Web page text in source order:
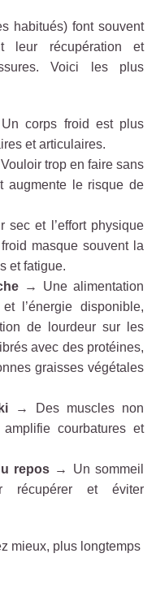
habitués) font souvent
leur récupération et
Voici les plus
corps froid est plus
et articulaires.
trop en faire sans
augmente le risque de
sec et l’effort physique
masque souvent la
et fatigue.
→ Une alimentation
l’énergie disponible,
de lourdeur sur les
avec des protéines,
graisses végétales
→ Des muscles non
courbatures et
repos → Un sommeil
récupérer et éviter
mieux, plus longtemps